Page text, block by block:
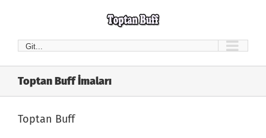
Git...
Toptan Buff İmaları
Toptan Buff